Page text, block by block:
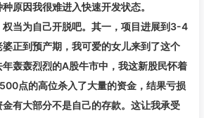
原因我很难进入快速开发状态。
权当为自己开脱吧。其一，项目进展到3-4
正到预产期，我可爱的女儿来到了这个
轰轰烈烈的A股牛市中，我这新股民怀着
点的高位杀入了大量的资金，结果亏损
有大部分不是自己的存款。这让我承受